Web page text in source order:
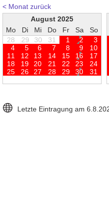
< Monat zurück
August 2025
Mo
Di Mi Do Fr Sa
So
28
29 30 31 1 2
3
4
5 6 7 8 9 10
1 1 1 2 13 14 15 16 17
18 19 20 21 22 23 24
25 26 27 28 29 30 31
Letzte Eintragung am